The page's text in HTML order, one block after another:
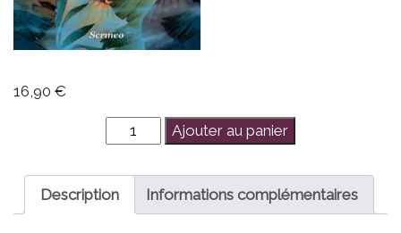
16,90 €
quantité
de
Barthélemy
Styx
Ajouter au panier
Description Informations complémentaires